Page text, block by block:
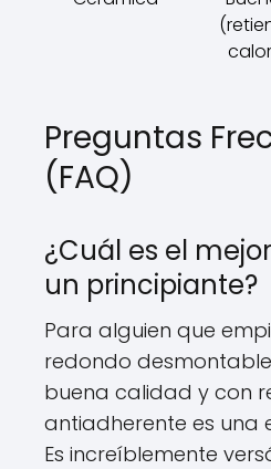
Preguntas
(FAQ)
¿Cuál es el
un principiante?
Para alguien que
redondo
buena calidad y con
antiadherente es una
Es increíblemente